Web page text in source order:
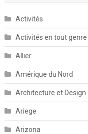
Activités
Activités en tout genre
Allier
Amérique du Nord
Architecture et Design
Ariege
Arizona